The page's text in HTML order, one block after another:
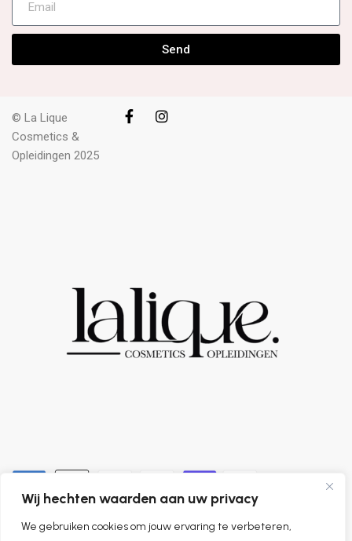
Wij hechten waarden aan uw privacy
We gebruiken cookies om jouw ervaring te verbeteren,
Send
© La Lique
Cosmetics &
Opleidingen 2025